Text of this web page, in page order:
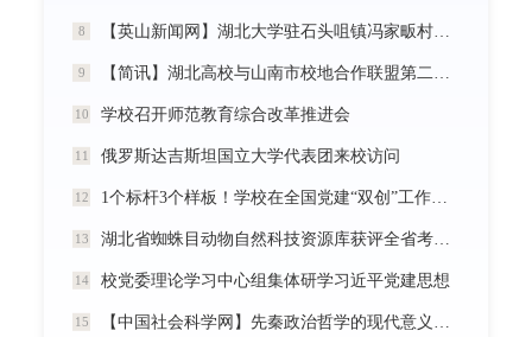
8
9
10 学校召开师范教育综合改革推进会
11 俄罗斯达吉斯坦国立大学代表团来校访问
12
13
14 校党委理论学习中心组集体研学习近平党建思想
15